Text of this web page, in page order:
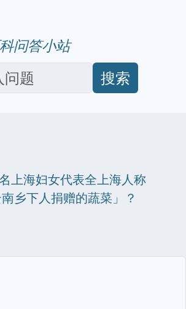
问答小站
搜索
上海妇女代表全上海人称
南乡下人捐赠的蔬菜」？